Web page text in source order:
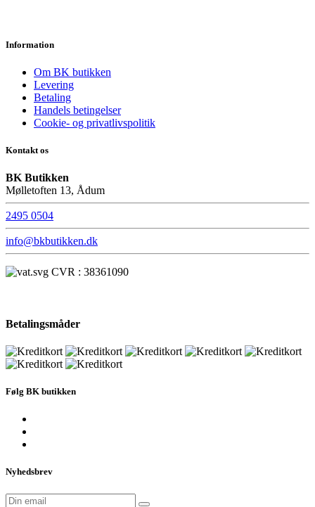
Information
Om BK butikken
Levering
Betaling
Handels betingelser
Cookie- og privatlivspolitik
Kontakt os
BK Butikken
Mølletoften 13, Ådum
2495 0504
info@bkbutikken.dk
CVR : 38361090
Betalingsmåder
Følg BK butikken
Nyhedsbrev